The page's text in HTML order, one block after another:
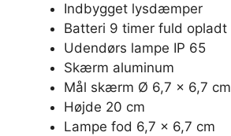
Indbygget lysdæmper
Batteri 9 timer fuld opladt
Udendørs lampe IP 65
Skærm aluminum
Mål skærm Ø 6,7 x 6,7 cm
Højde 20 cm
Lampe fod 6,7 x 6,7 cm